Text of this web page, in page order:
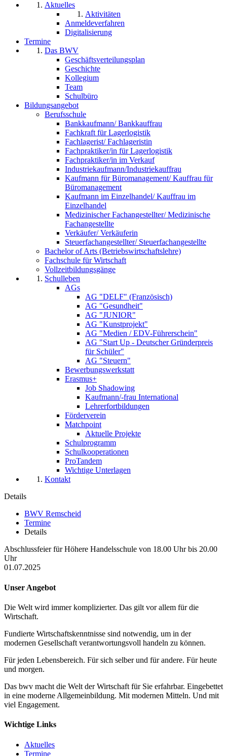
Aktuelles
Aktivitäten
Anmeldeverfahren
Digitalisierung
Termine
Das BWV
Geschäftsverteilungsplan
Geschichte
Kollegium
Team
Schulbüro
Bildungsangebot
Berufsschule
Bankkaufmann/ Bankkauffrau
Fachkraft für Lagerlogistik
Fachlagerist/ Fachlageristin
Fachpraktiker/in für Lagerlogistik
Fachpraktiker/in im Verkauf
Industriekaufmann/Industriekauffrau
Kaufmann für Büromanagement/ Kauffrau für
Büromanagement
Kaufmann im Einzelhandel/ Kauffrau im
Einzelhandel
Medizinischer Fachangestellter/ Medizinische
Fachangestellte
Verkäufer/ Verkäuferin
Steuerfachangestellter/ Steuerfachangestellte
Bachelor of Arts (Betriebswirtschaftslehre)
Fachschule für Wirtschaft
Vollzeitbildungsgänge
Schulleben
AGs
AG "DELF" (Französisch)
AG "Gesundheit"
AG "JUNIOR"
AG "Kunstprojekt"
AG "Medien / EDV-Führerschein"
AG "Start Up - Deutscher Gründerpreis
für Schüler"
AG "Steuern"
Bewerbungswerkstatt
Erasmus+
Job Shadowing
Kaufmann/-frau International
Lehrerfortbildungen
Förderverein
Matchpoint
Aktuelle Projekte
Schulprogramm
Schulkooperationen
ProTandem
Wichtige Unterlagen
Kontakt
Details
BWV Remscheid
Termine
Details
Abschlussfeier für Höhere Handelsschule von 18.00 Uhr bis 20.00
Uhr
01.07.2025
Unser Angebot
Die Welt wird immer komplizierter. Das gilt vor allem für die
Wirtschaft.
Fundierte Wirtschaftskenntnisse sind notwendig, um in der
modernen Gesellschaft verantwortungsvoll handeln zu können.
Für jeden Lebensbereich. Für sich selber und für andere. Für heute
und morgen.
Das bwv macht die Welt der Wirtschaft für Sie erfahrbar. Eingebettet
in eine moderne Allgemeinbildung. Mit modernen Mitteln. Und mit
viel Engagement.
Wichtige Links
Aktuelles
Termine